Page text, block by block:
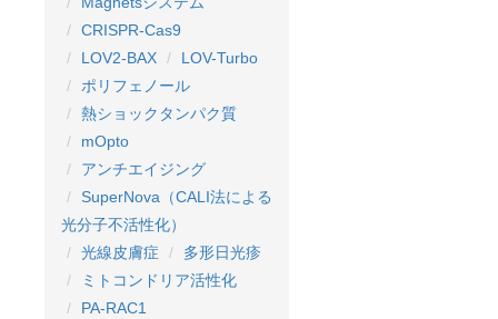
CRISPR-Cas9
LOV2-BAX
LOV-Turbo
ポリフェノール
熱ショックタンパク質
mOpto
アンチエイジング
SuperNova（CALI法による
光分子不活性化）
光線皮膚症
多形日光疹
ミトコンドリア活性化
PA-RAC1